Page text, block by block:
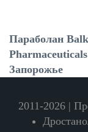
Параболан
Pharmaceuticals
Запорожье
2011-2026 |